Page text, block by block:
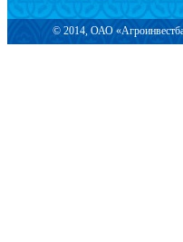
© 2014, ОАО